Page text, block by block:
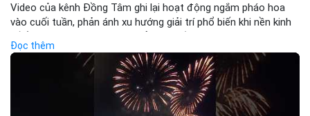
Video của kênh Đồng Tâm ghi lại hoạt động ngắm pháo hoa
vào cuối tuần, phản ánh xu hướng giải trí phổ biến khi nền kinh
trải nghiệm hơn là đầu tư vào tài sản vật chất. Trong bối cảnh
lãi suất ổn định và thị trường crypto ổn định, hoạt động giải trí
như vậy thường tăng trưởng khi người dân có khả năng chi tiêu.
Tuy nhiên, sự ưu tiên giải trí có thể ảnh hưởng đến tỷ lệ tiết
kiệm hoặc đầu tư vào crypto nếu người tiêu dùng chuyển
Đọc thêm